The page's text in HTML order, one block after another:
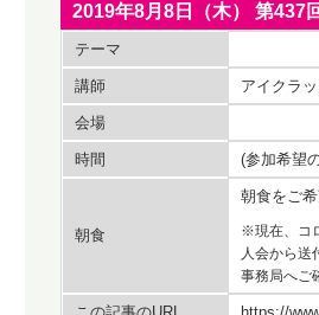
2019年8月8日（木） 第
テーマ
講師 アイクラ
会場
時間 (参加希望
朝食
朝食をご
※現在、コ
人会から送
事務局へご